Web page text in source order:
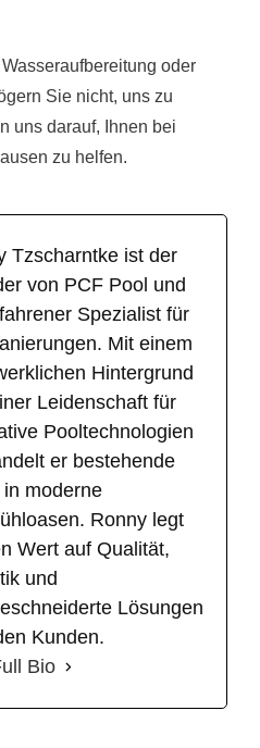
oder
Sie nicht, uns zu
uns darauf, Ihnen bei
zu helfen.
Tzscharntke ist der
von PCF Pool und
Spezialist für
Mit einem
Hintergrund
Leidenschaft für
Pooltechnologien
er bestehende
in moderne
Ronny legt
Wert auf Qualität,
und
Lösungen
Kunden.
Bio